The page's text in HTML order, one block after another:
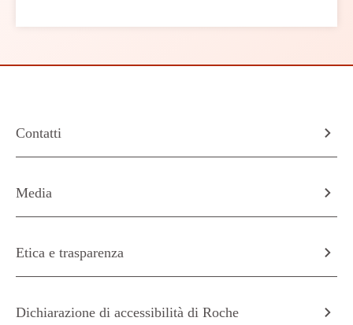
Contatti
Media
Etica e trasparenza
Dichiarazione di accessibilità di Roche